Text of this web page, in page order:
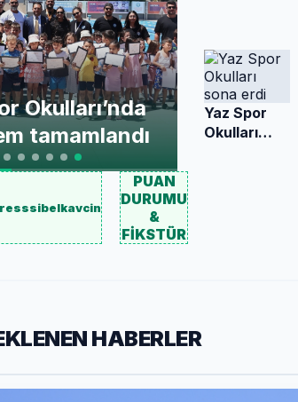
Okulları’nda
tamamlandı
PUAN
DURUMU
&
FİKSTÜR
Yaz Spor
Okulları
HABERLER